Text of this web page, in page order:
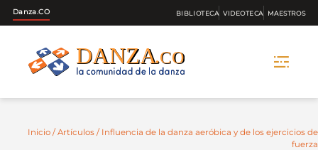
Danza.CO BIBLIOTECA VIDEOTECA MAESTROS
Inicio / Artículos / Influencia de la danza aeróbica y de los ejercicios de
fuerza